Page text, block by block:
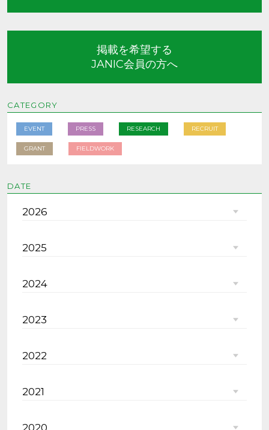
掲載を希望する
JANIC会員の方へ
CATEGORY
EVENT PRESS RESEARCH RECRUIT
GRANT FIELDWORK
DATE
2026
2025
2024
2023
2022
2021